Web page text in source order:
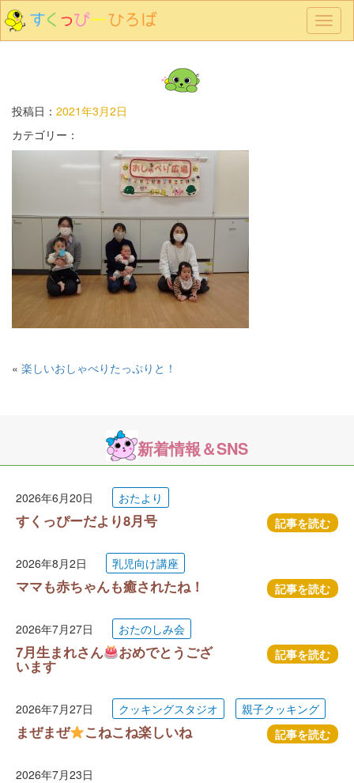
メ
ニ
投稿日： 2021年3月2日
カテゴリー：
« 楽しいおしゃべりたっぷりと！
新着情報＆SNS
2026年6月20日 おたより
すくっぴーだより8月号 記事を読む
2026年8月2日 乳児向け講座
ママも赤ちゃんも癒されたね！ 記事を読む
2026年7月27日 おたのしみ会
7月生まれさん おめでとうござ
います
記事を読む
2026年7月27日 クッキングスタジオ 親子クッキング
まぜまぜ こねこね楽しいね 記事を読む
2026年7月23日